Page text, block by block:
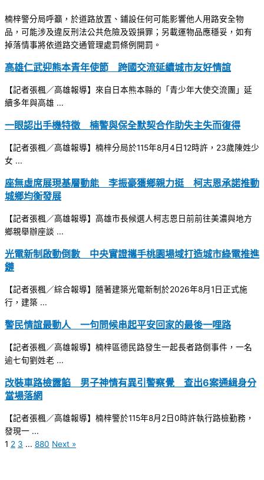
楠梓警分局呼籲，於道路放置、鋪設任何可能影響他人用路安全物
品，可能涉及違反刑法公共危險及毀損罪；另載運物品應穩妥，如有
掉落情事將依道路交通管理處罰條例開罰。
高雄仁武迎熊本青年使節 跨國交流延續城市友好情誼
【記者張楓／高雄報導】來自日本熊本縣的「青少年大使交流團」延
續多年與高雄 ...
一眼認出手機特徵 楠警與保全默契合作助失主失而復得
【記者張楓／高雄報導】楠梓分局於115年8月4日12時許，23歲陳姓少
女 ...
座無虛席展現基層動能 李振豪獲鄉親力挺 柯志恩承諾推動
城鄉均衡發展
【記者張楓／高雄報導】高雄市長候選人柯志恩日前前往美濃與地方
鄉親舉辦座談 ...
光電新制啟動倒數 中央實證攜手桃園場域打造城市綠電推進
鏈
【記者張楓／綜合報導】隨著建築光電新制於2026年8月1日正式施
行，建築 ...
警民情誼最動人 一句問候串起平安回家的最後一哩路
【記者張楓／高雄報導】楠梓區德民路發生一起長者路倒事件，一名
逾七旬劉姓老 ...
改裝車路檢露餡 男子神情有異引警察覺 查出6案通緝身分
當場落網
【記者張楓／高雄報導】楠梓警於115年8月2日0時許執行路檢勤務，
發現一 ...
1 2 3 ... 880 Next »